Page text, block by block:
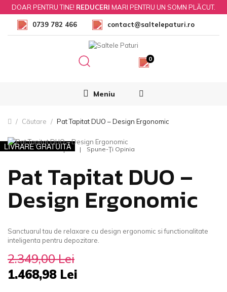
DOAR PENTRU TINE! REDUCERI MARI PENTRU UN SOMN PLĂCUT.
0739 782 466 contact@saltelepaturi.ro
0
Meniu
Căutare Pat Tapitat DUO – Design Ergonomic
0 Opinii Spune-Ţi Opinia
Pat Tapitat DUO –
Design Ergonomic
LIVRARE GRATUITĂ
Sanctuarul tau de relaxare cu design ergonomic si functionalitate
inteligenta pentru depozitare.
1.468,98 Lei
2.349,00 Lei